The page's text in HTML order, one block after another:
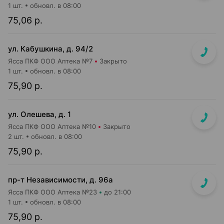
75,06 р.
1 шт. обновл. в 08:00
ул. Кабушкина, д. 94/2
Ясса ПКФ ООО Аптека №7 Закрыто
75,90 р.
1 шт. обновл. в 08:00
ул. Олешева, д. 1
Ясса ПКФ ООО Аптека №10 Закрыто
75,90 р.
2 шт. обновл. в 08:00
пр-т Независимости, д. 96а
Ясса ПКФ ООО Аптека №23 до 21:00
75,90 р.
1 шт. обновл. в 08:00